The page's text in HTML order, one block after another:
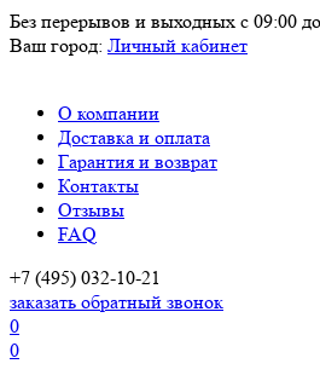
Без перерывов и выходных с 09:00
Ваш город: Личный кабинет
О компании
Доставка и оплата
Гарантия и возврат
Контакты
Отзывы
FAQ
+7 (495) 032-10-21
заказать обратный звонок
0
0